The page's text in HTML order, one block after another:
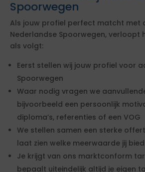
Spoorwegen
Als jouw profiel perfect matcht met
Nederlandse Spoorwegen, verloopt
als volgt:
Eerst stellen wij jouw profiel voor
Spoorwegen
Waar nodig vragen we
bijvoorbeeld een persoonlijk
diploma’s, referenties of een VOG
We stellen samen een sterke
laat zien welke meerwaarde jij
Je krijgt van ons marktconform
bepaalt uiteindelijk altijd je eigen